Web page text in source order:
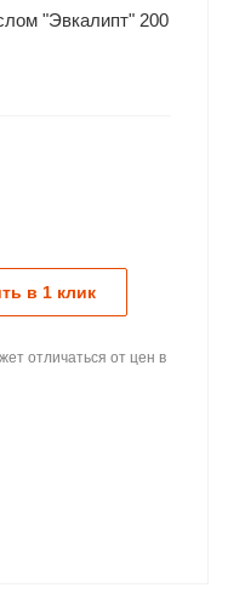
"Эвкалипт" 200
в 1 клик
отличаться от цен в